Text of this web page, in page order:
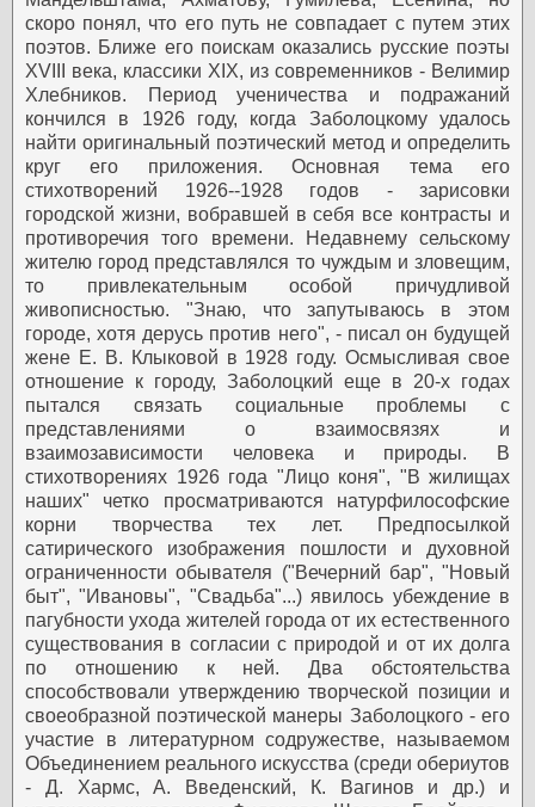
скоро понял, что его путь не совпадает с путем этих
поэтов. Ближе его поискам оказались русские поэты
XVIII века, классики XIX, из современников - Велимир
Хлебников. Период ученичества и подражаний
кончился в 1926 году, когда Заболоцкому удалось
найти оригинальный поэтический метод и определить
круг его приложения. Основная тема его
стихотворений 1926--1928 годов - зарисовки
городской жизни, вобравшей в себя все контрасты и
противоречия того времени. Недавнему сельскому
жителю город представлялся то чуждым и зловещим,
то привлекательным особой причудливой
живописностью. "Знаю, что запутываюсь в этом
городе, хотя дерусь против него", - писал он будущей
жене Е. В. Клыковой в 1928 году. Осмысливая свое
отношение к городу, Заболоцкий еще в 20-х годах
пытался связать социальные проблемы с
представлениями о взаимосвязях и
взаимозависимости человека и природы. В
стихотворениях 1926 года "Лицо коня", "В жилищах
наших" четко просматриваются натурфилософские
корни творчества тех лет. Предпосылкой
сатирического изображения пошлости и духовной
ограниченности обывателя ("Вечерний бар", "Новый
быт", "Ивановы", "Свадьба"...) явилось убеждение в
пагубности ухода жителей города от их естественного
существования в согласии с природой и от их долга
по отношению к ней. Два обстоятельства
способствовали утверждению творческой позиции и
своеобразной поэтической манеры Заболоцкого - его
участие в литературном содружестве, называемом
Объединением реального искусства (среди обериутов
- Д. Хармс, А. Введенский, К. Вагинов и др.) и